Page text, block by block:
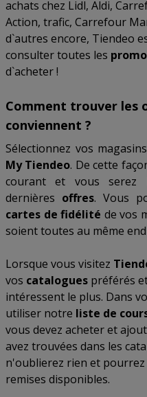
achats chez Lidl, Aldi,
Action, trafic, Carrefour
d`autres encore, Tiendeo
consulter toutes les
d`acheter !
Comment trouver les
conviennent ?
Sélectionnez vos
My Tiendeo. De cette
courant et vous serez
dernières offres. Vous
cartes de fidélité de vos
soient toutes au même
Lorsque vous visitez
vos catalogues préférés
intéressent le plus. Dans
utiliser notre liste de
vous devez acheter et
avez trouvées dans les
n'oublierez rien et
remises disponibles.